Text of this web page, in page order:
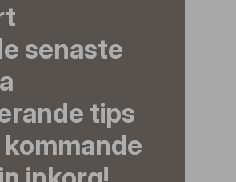
senaste
tips